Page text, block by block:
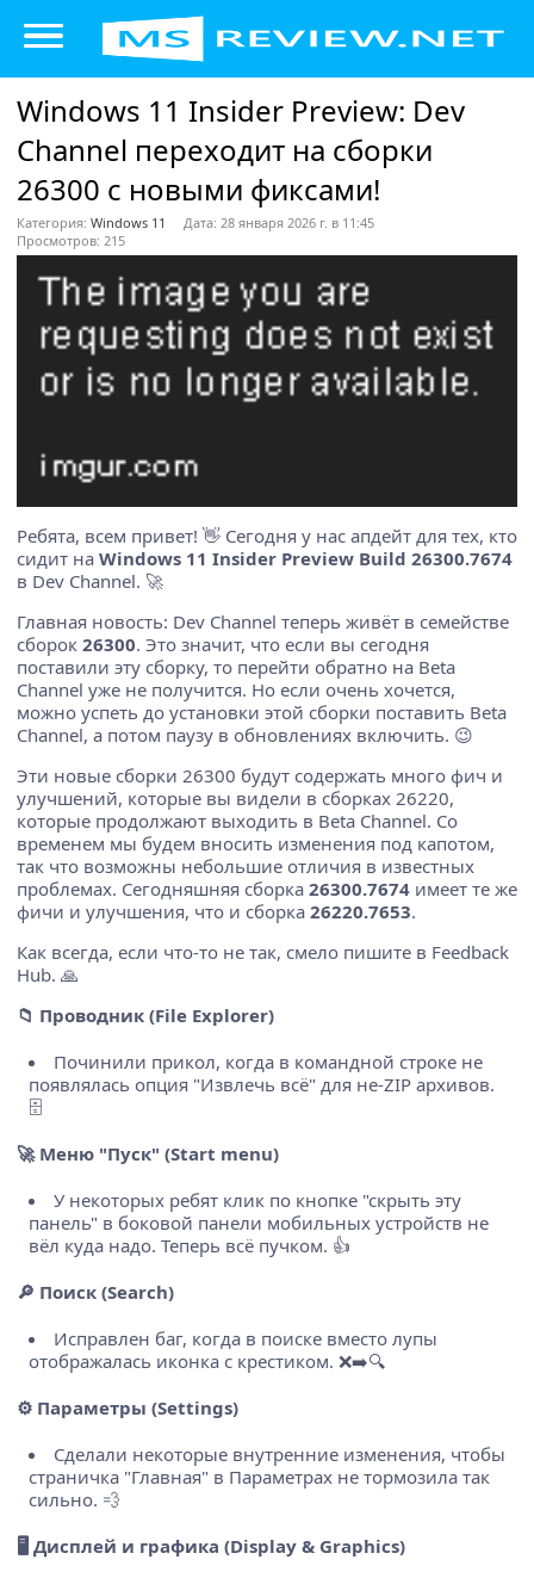
Windows 11 Insider Preview: Dev
Channel переходит на сборки
26300 с новыми фиксами!
Категория: Windows 11
Дата: 28 января 2026 г. в 11:45
Просмотров: 215
Ребята, всем привет! 👋 Сегодня у нас апдейт для тех, кто
сидит на Windows 11 Insider Preview Build 26300.7674
в Dev Channel. 🚀
Главная новость: Dev Channel теперь живёт в семействе
сборок 26300. Это значит, что если вы сегодня
поставили эту сборку, то перейти обратно на Beta
Channel уже не получится. Но если очень хочется,
можно успеть до установки этой сборки поставить Beta
Channel, а потом паузу в обновлениях включить. 😉
Эти новые сборки 26300 будут содержать много фич и
улучшений, которые вы видели в сборках 26220,
которые продолжают выходить в Beta Channel. Со
временем мы будем вносить изменения под капотом,
так что возможны небольшие отличия в известных
проблемах. Сегодняшняя сборка 26300.7674 имеет те же
фичи и улучшения, что и сборка 26220.7653.
Как всегда, если что-то не так, смело пишите в Feedback
Hub. 🙏
📁 Проводник (File Explorer)
Починили прикол, когда в командной строке не
появлялась опция "Извлечь всё" для не-ZIP архивов.
🗄️
🚀 Меню "Пуск" (Start menu)
У некоторых ребят клик по кнопке "скрыть эту
панель" в боковой панели мобильных устройств не
вёл куда надо. Теперь всё пучком. 👍
🔎 Поиск (Search)
Исправлен баг, когда в поиске вместо лупы
отображалась иконка с крестиком. ❌➡️🔍
⚙️ Параметры (Settings)
Сделали некоторые внутренние изменения, чтобы
страничка "Главная" в Параметрах не тормозила так
сильно. 💨
🖥️ Дисплей и графика (Display & Graphics)